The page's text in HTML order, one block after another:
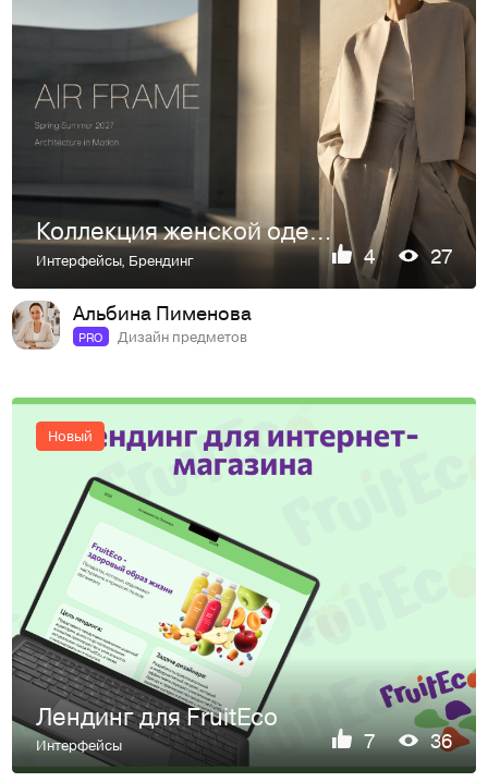
Коллекция женской одежды "AIR FRAME"
Интерфейсы, Брендинг 4 27
Альбина Пименова
PRO Дизайн предметов
Новый
Лендинг для FruitEco
Интерфейсы 7 36